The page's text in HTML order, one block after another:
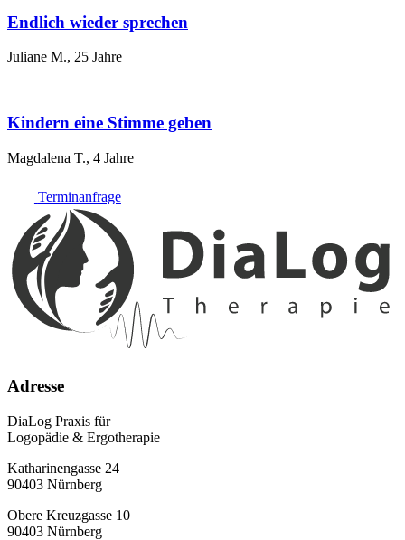
Endlich wieder sprechen
Juliane M., 25 Jahre
Kindern eine Stimme geben
Magdalena T., 4 Jahre
Terminanfrage
Adresse
DiaLog Praxis für
Logopädie & Ergotherapie
Katharinengasse 24
90403 Nürnberg
Obere Kreuzgasse 10
90403 Nürnberg